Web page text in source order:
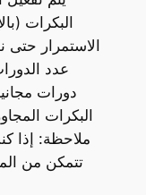
البكرات
الاستمرار حتى
دورات
البكرات
ملاحظة: إذا
تتمكن من